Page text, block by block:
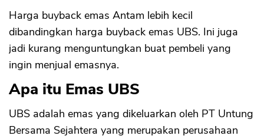
Harga buyback emas Antam lebih kecil
dibandingkan harga buyback emas UBS. Ini juga
jadi kurang menguntungkan buat pembeli yang
ingin menjual emasnya.
Apa itu Emas UBS
UBS adalah emas yang dikeluarkan oleh PT Untung
Bersama Sejahtera yang merupakan perusahaan